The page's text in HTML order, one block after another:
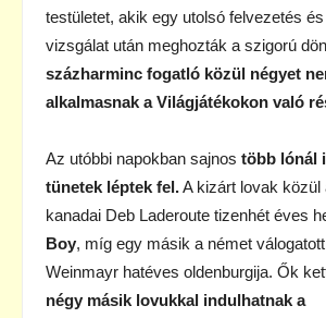
testületet, akik egy utolsó felvezetés
vizsgálat után meghozták a szigorú
százharminc fogatló közül négyet
alkalmasnak a Világjátékokon való
Az utóbbi napokban sajnos több lónál
tünetek léptek fel.A kizárt lovak közül
kanadai Deb Laderoute tizenhét éves
Boy, míg egy másik a német
Weinmayr hatéves oldenburgija. Ők
négy másik lovukkal indulhatnak a